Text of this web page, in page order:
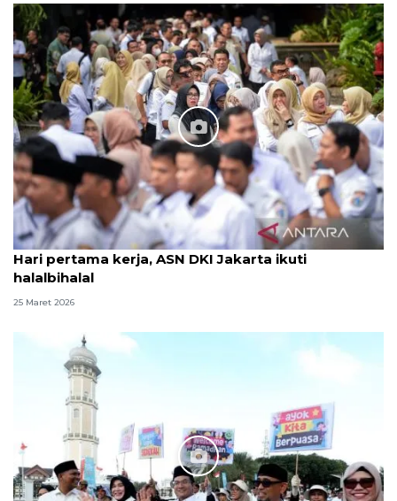
Hari pertama kerja, ASN DKI Jakarta ikuti
halalbihalal
25 Maret 2026